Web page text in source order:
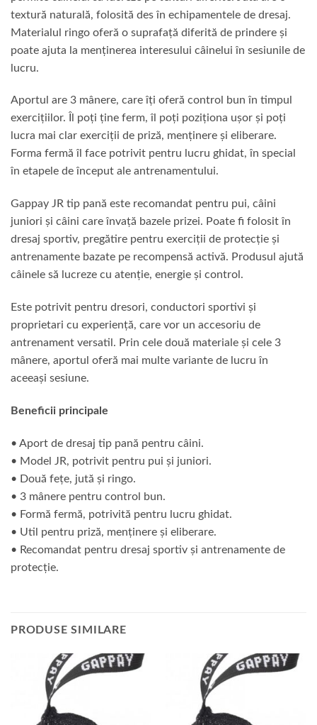
textură naturală, folosită des în echipamentele de dresaj.
Materialul ringo oferă o suprafață diferită de prindere și
poate ajuta la menținerea interesului câinelui în sesiunile de
lucru.
Aportul are 3 mânere, care îți oferă control bun în timpul
exercițiilor. Îl poți ține ferm, îl poți poziționa ușor și poți
lucra mai clar exerciții de priză, menținere și eliberare.
Forma fermă îl face potrivit pentru lucru ghidat, în special
în etapele de început ale antrenamentului.
Gappay JR tip pană este recomandat pentru pui, câini
juniori și câini care învață bazele prizei. Poate fi folosit în
dresaj sportiv, pregătire pentru exerciții de protecție și
antrenamente bazate pe recompensă activă. Produsul ajută
câinele să lucreze cu atenție, energie și control.
Este potrivit pentru dresori, conductori sportivi și
proprietari cu experiență, care vor un accesoriu de
antrenament versatil. Prin cele două materiale și cele 3
mânere, aportul oferă mai multe variante de lucru în
aceeași sesiune.
Beneficii principale
• Aport de dresaj tip pană pentru câini.
• Model JR, potrivit pentru pui și juniori.
• Două fețe, jută și ringo.
• 3 mânere pentru control bun.
• Formă fermă, potrivită pentru lucru ghidat.
• Util pentru priză, menținere și eliberare.
• Recomandat pentru dresaj sportiv și antrenamente de
protecție.
PRODUSE SIMILARE